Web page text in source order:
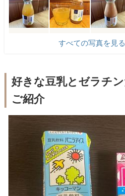
すべての写真を見
好きな豆乳とゼラチ
ご紹介